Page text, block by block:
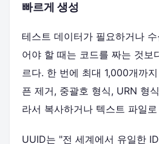
빠르게 생성
테스트 데이터가 필요하거나
어야 할 때는 코드를 짜는 것보
르다. 한 번에 최대 1,000개까
픈 제거, 중괄호 형식, URN 형
라서 복사하거나 텍스트 파일
UUID는 "전 세계에서 유일한